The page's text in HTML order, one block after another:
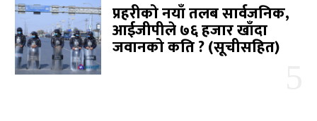
प्रहरीको नयाँ तलब सार्वजनिक,
आईजीपीले ७६ हजार खाँदा
जवानको कति ? (सूचीसहित)